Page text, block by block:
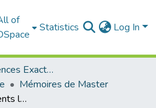
of
Statistics Log In
Faculté des Sciences Exactes et de l'Informatique
Mémoires de Master
Traitements des é­ffluents liquides par des membranes en céramique